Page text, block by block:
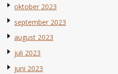
oktober 2023
september 2023
august 2023
juli 2023
juni 2023